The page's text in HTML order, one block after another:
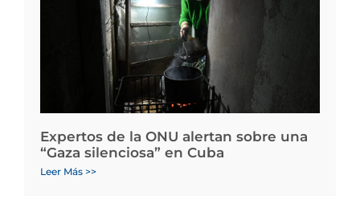
Expertos de la ONU alertan sobre una
“Gaza silenciosa” en Cuba
Leer Más >>